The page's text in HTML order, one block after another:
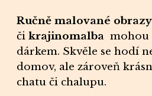
Ručně malované
čikrajinomalba mohou
dárkem. Skvěle se hodí
domov, ale zároveň
chatu či chalupu.